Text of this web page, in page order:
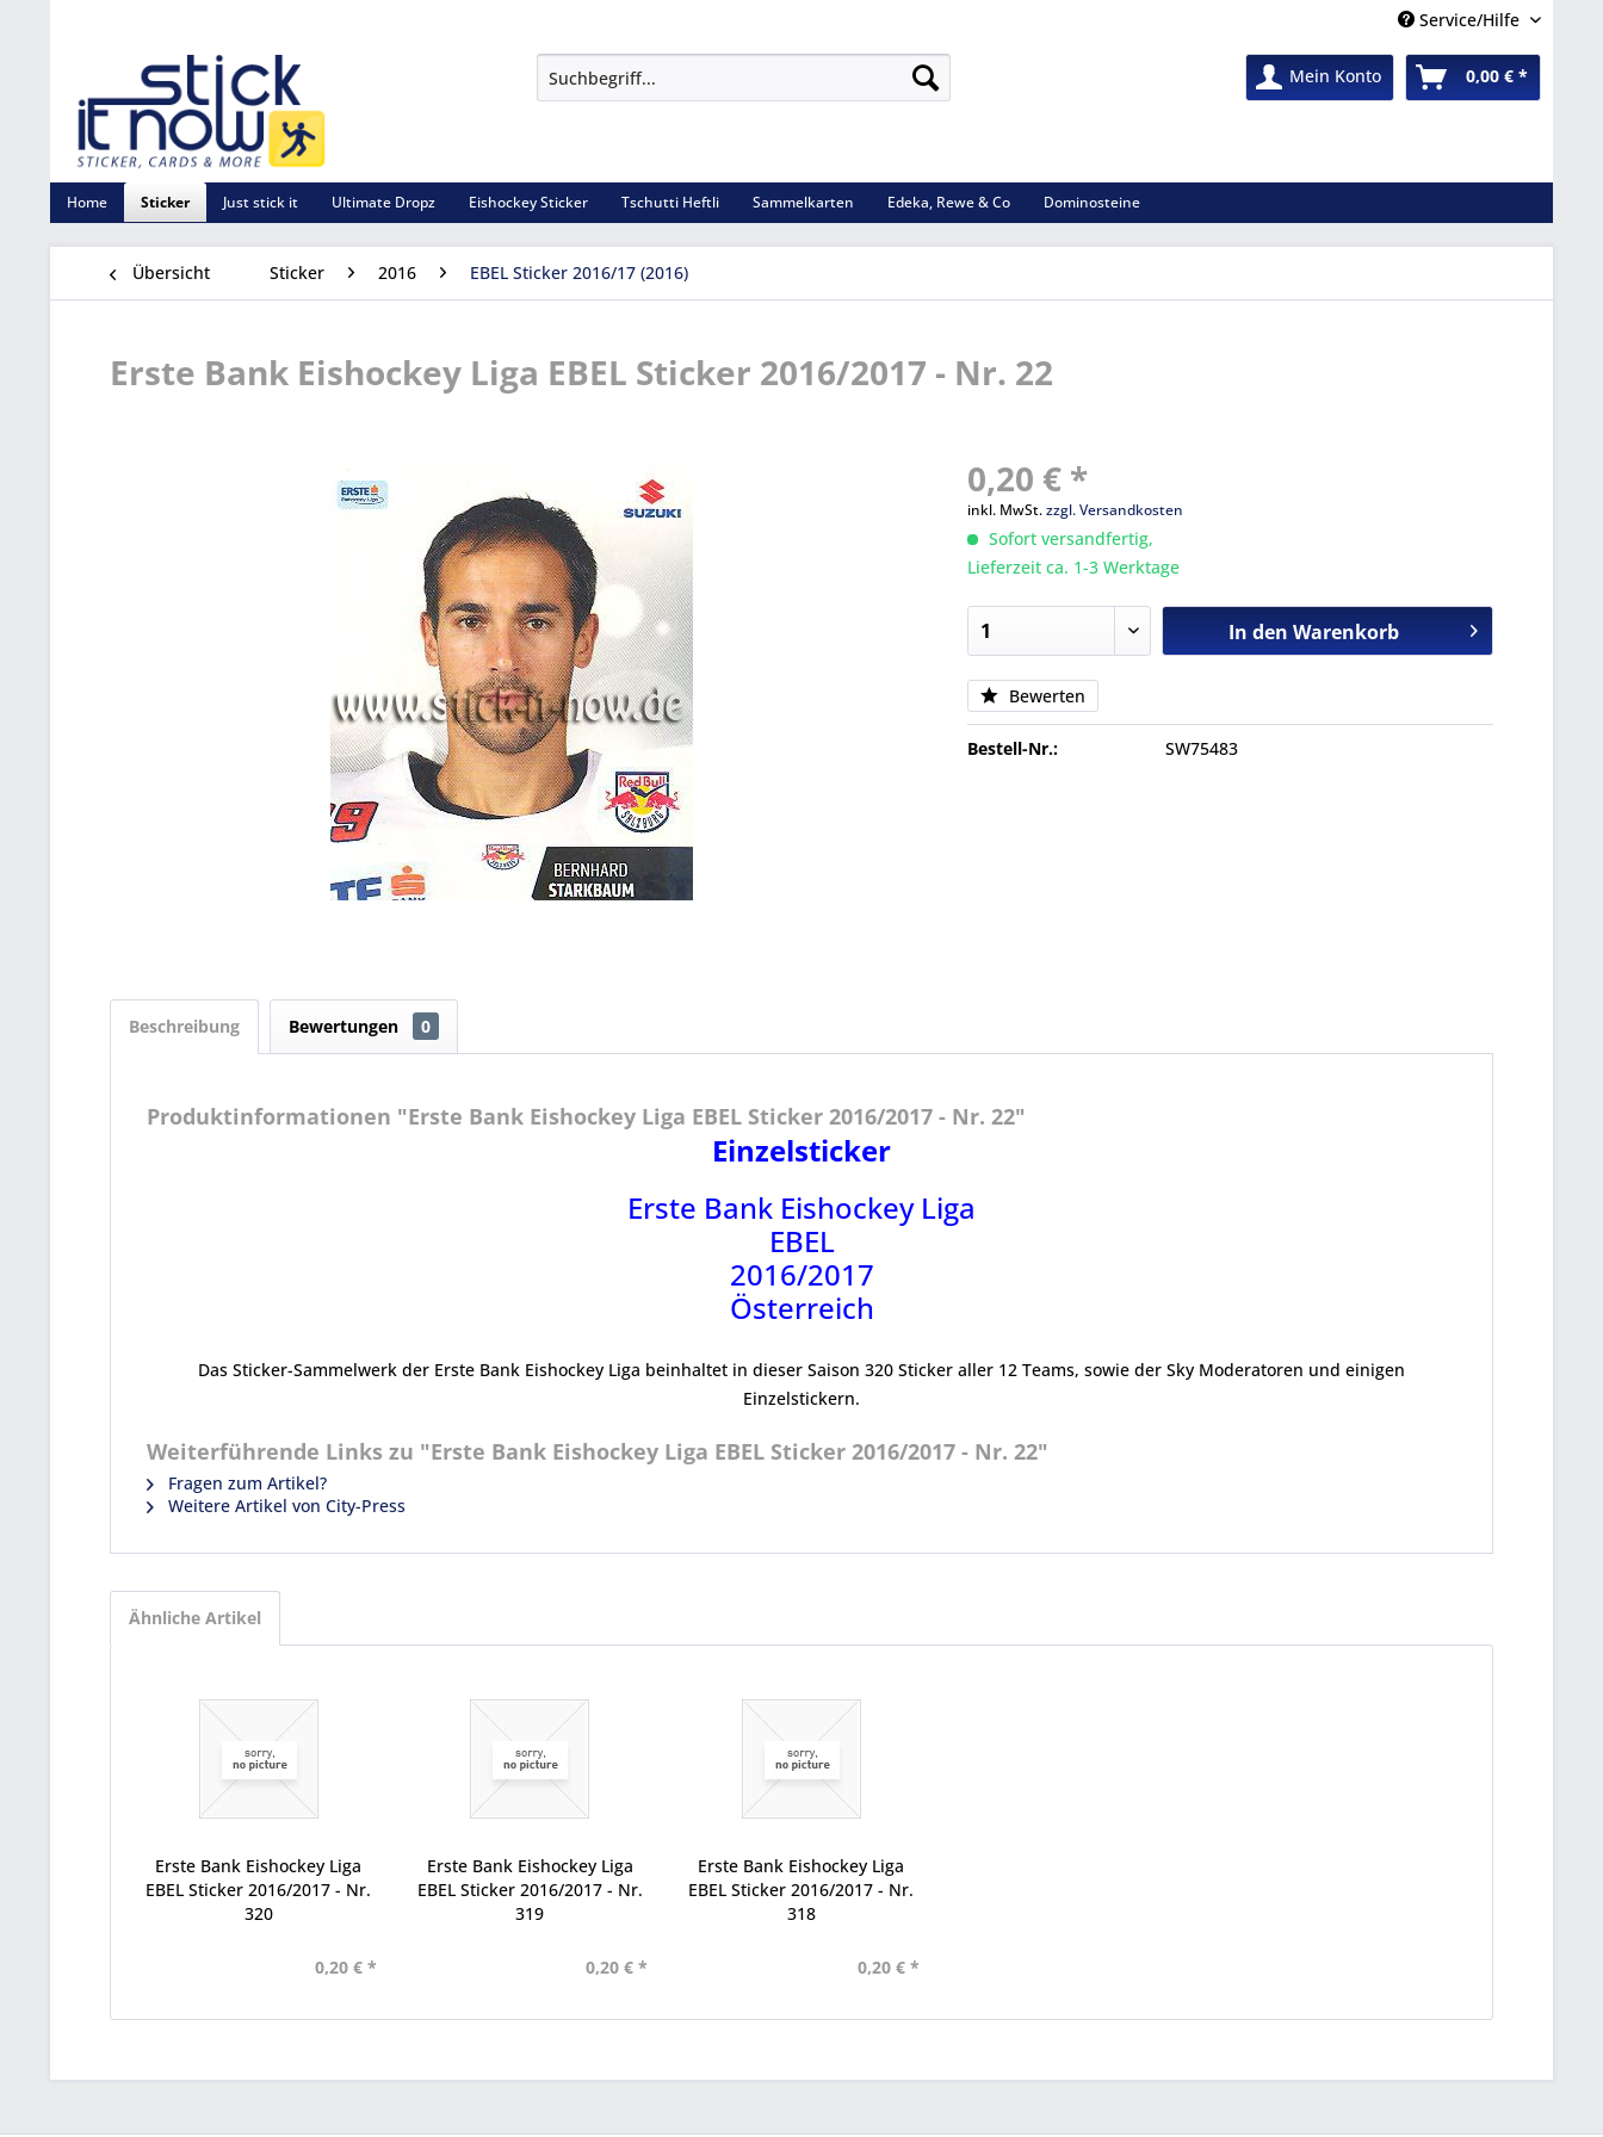
Service/Hilfe
Mein Konto 0,00 € *
Home Sticker Just stick it Ultimate Dropz Eishockey Sticker Tschutti Heftli Sammelkarten Edeka, Rewe & Co Dominosteine
Übersicht Sticker 2016 EBEL Sticker 2016/17 (2016)
Erste Bank Eishockey Liga EBEL Sticker 2016/2017 - Nr. 22
0,20 € *
inkl. MwSt.zzgl. Versandkosten
Sofort versandfertig,
Lieferzeit ca. 1-3 Werktage
In den Warenkorb
Bewerten
Bestell-Nr.: SW75483
Beschreibung Bewertungen 0
Produktinformationen "Erste Bank Eishockey Liga EBEL Sticker 2016/2017 - Nr. 22"
Einzelsticker
Erste Bank Eishockey Liga
EBEL
2016/2017
Österreich
Das Sticker-Sammelwerk der Erste Bank Eishockey Liga beinhaltet in dieser Saison 320 Sticker aller 12 Teams, sowie der Sky Moderatoren und einigen
Einzelstickern.
Weiterführende Links zu "Erste Bank Eishockey Liga EBEL Sticker 2016/2017 - Nr. 22"
Fragen zum Artikel?
Weitere Artikel von City-Press
Ähnliche Artikel
Erste Bank Eishockey Liga
EBEL Sticker 2016/2017 - Nr.
320
0,20 € *
Erste Bank Eishockey Liga
EBEL Sticker 2016/2017 - Nr.
319
0,20 € *
Erste Bank Eishockey Liga
EBEL Sticker 2016/2017 - Nr.
318
0,20 € *